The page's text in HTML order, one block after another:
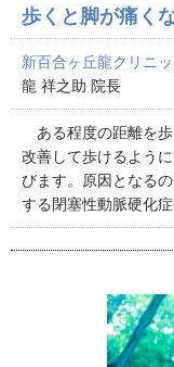
歩くと脚が痛く
新百合ヶ丘龍クリニ
龍 祥之助 院長
ある程度の距離を
改善して歩けるよう
びます。原因となる
する閉塞性動脈硬化